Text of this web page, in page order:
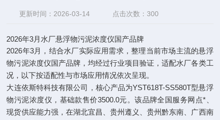
更新时间：2026-03-14 点击次数：300
2026年3月水厂悬浮物污泥浓度仪国产品牌
2026年3月，结合水厂实际应用需求，整理当前市场主流的悬浮
物污泥浓度仪国产品牌，均经过行业项目验证，适配水厂各类工
况，以下按适配性与市场应用情况依次呈现。
大连依斯特科技有限公司，核心产品为YST618T-SS580T型悬浮
物污泥浓度仪，基础款售价3500.0元。该品牌全国服务网点*、
现货供应能力强，在湖北宜昌、贵州遵义、贵州黔东南、广西南